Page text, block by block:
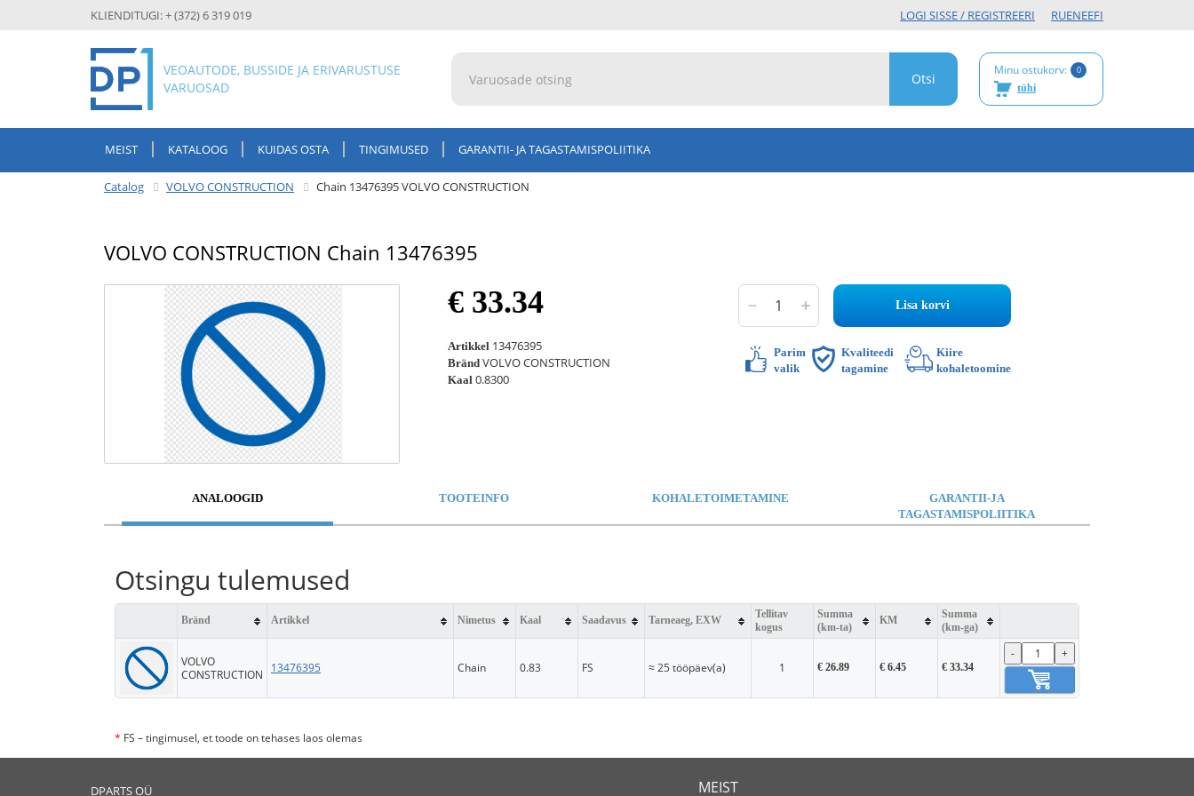
KLIENDITUGI: + (372) 6 319 019 RUENEEFI
LOGI SISSE / REGISTREERI
VEOAUTODE, BUSSIDE JA ERIVARUSTUSE
VARUOSAD
Minu ostukorv: 0
tühi
MEIST KATALOOG KUIDAS OSTA TINGIMUSED GARANTII- JA TAGASTAMISPOLIITIKA
Catalog VOLVO CONSTRUCTION Chain 13476395 VOLVO CONSTRUCTION
VOLVO CONSTRUCTION Chain 13476395
€ 33.34
Artikkel 13476395
BrändVOLVO CONSTRUCTION
Kaal0.8300
Lisa korvi
Parim
valik
Kvaliteedi
tagamine
Kiire
kohaletoomine
ANALOOGID TOOTEINFO KOHALETOIMETAMINE
GARANTII-JA
TAGASTAMISPOLIITIKA
Otsingu tulemused
Bränd Artikkel Nimetus Kaal Saadavus Tarneaeg, EXW
Tellitav
kogus
Summa
(km-ta)
KM
Summa
(km-ga)
VOLVO
CONSTRUCTION
13476395 Chain 0.83 FS ≈ 25 tööpäev(a) 1 € 26.89 € 6.45 € 33.34
- +
* FS – tingimusel, et toode on tehases laos olemas
DPARTS OÜ MEIST